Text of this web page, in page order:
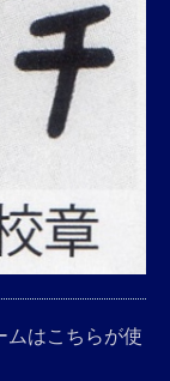
ムはこちらが使